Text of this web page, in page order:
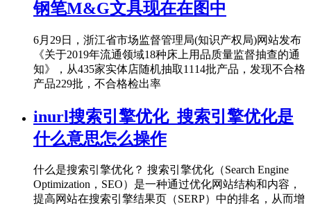
钢笔M&G文具现在在图中
6月29日，浙江省市场监督管理局(知识产权局)网站发布
《关于2019年流通领域18种床上用品质量监督抽查的通
知》，从435家实体店随机抽取1114批产品，发现不合格
产品229批，不合格检出率
inurl搜索引擎优化_搜索引擎优化是
什么意思怎么操作
什么是搜索引擎优化？ 搜索引擎优化（Search Engine
Optimization，SEO）是一种通过优化网站结构和内容，
提高网站在搜索引擎结果页（SERP）中的排名，从而增